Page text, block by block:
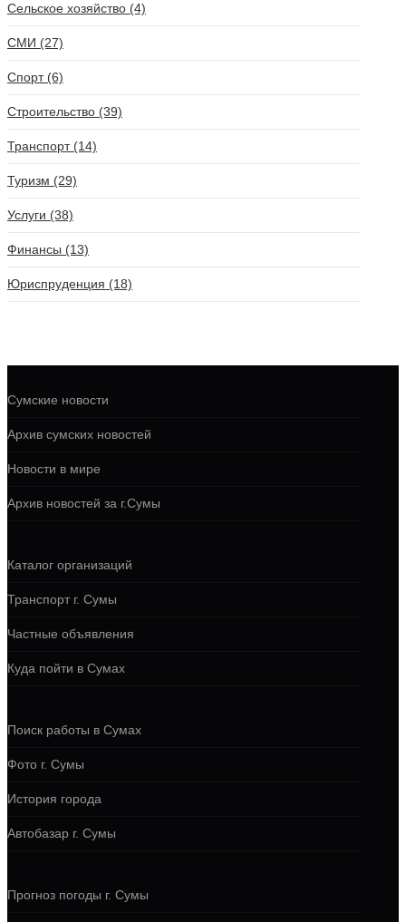
Сельское хозяйство (4)
СМИ (27)
Спорт (6)
Строительство (39)
Транспорт (14)
Туризм (29)
Услуги (38)
Финансы (13)
Юриспруденция (18)
Сумские новости
Архив сумских новостей
Новости в мире
Архив новостей за г.Сумы
Каталог организаций
Транспорт г. Сумы
Частные объявления
Куда пойти в Сумах
Поиск работы в Сумах
Фото г. Сумы
История города
Автобазар г. Сумы
Прогноз погоды г. Сумы